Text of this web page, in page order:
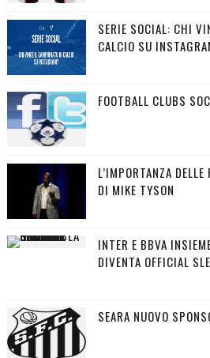
SERIE SOCIAL: CHI
CALCIO SU
FOOTBALL CLUBS
L’IMPORTANZA
DI MIKE TYSON
INTER E BBVA
DIVENTA OFFICIAL
SEARA NUOVO